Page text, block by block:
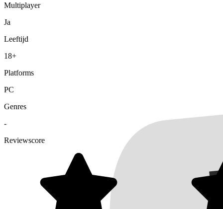
Multiplayer
Ja
Leeftijd
18+
Platforms
PC
Genres
-
Reviewscore